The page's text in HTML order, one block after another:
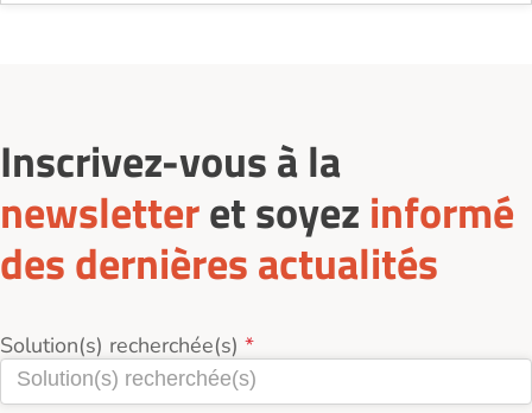
Inscrivez-vous à la
newsletteret soyez informé
des dernières actualités
Solution(s) recherchée(s)